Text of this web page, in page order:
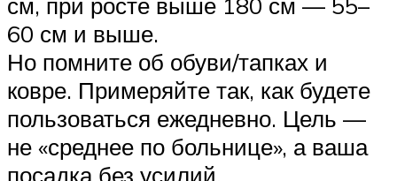
60 см и выше.
Но помните об обуви/тапках и
ковре. Примеряйте так, как будете
пользоваться ежедневно. Цель —
не «среднее по больнице», а ваша
посадка без усилий.